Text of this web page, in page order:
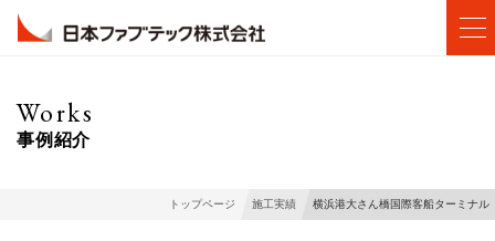
Works
事例紹介
トップページ 施工実績 横浜港大さん橋国際客船ターミナル